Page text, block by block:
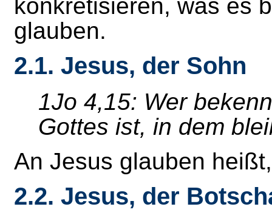
konkretisieren, was es
glauben.
2.1. Jesus, der Sohn
1Jo 4,15: Wer
Gottes ist, in dem
An Jesus glauben
2.2. Jesus, der